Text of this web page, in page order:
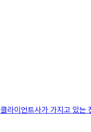
이언트사가 가지고 있